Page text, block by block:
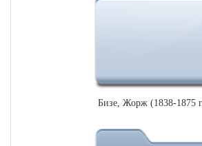
Бизе, Жорж (1838-1875